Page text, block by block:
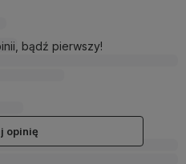
bądź pierwszy!
Dodaj opinię